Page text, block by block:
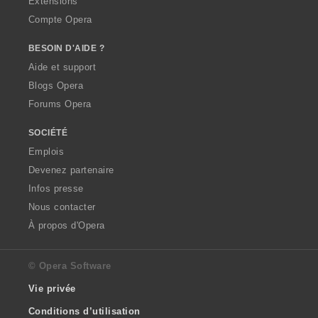
Compte Opera
BESOIN D'AIDE ?
Aide et support
Blogs Opera
Forums Opera
SOCIÉTÉ
Emplois
Devenez partenaire
Infos presse
Nous contacter
À propos d'Opera
© Opera Software
Vie privée
Conditions d’utilisation